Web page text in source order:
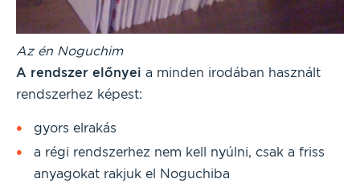
Az én Noguchim
A rendszer előnyei a minden irodában használt
rendszerhez képest:
gyors elrakás
a régi rendszerhez nem kell nyúlni, csak a friss
anyagokat rakjuk el Noguchiba